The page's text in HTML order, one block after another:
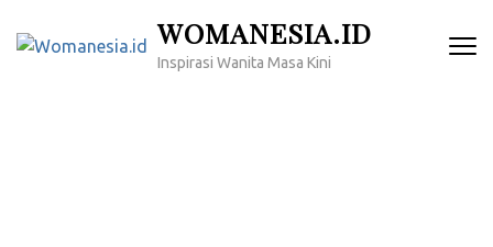
WOMANESIA.ID
Inspirasi Wanita Masa Kini